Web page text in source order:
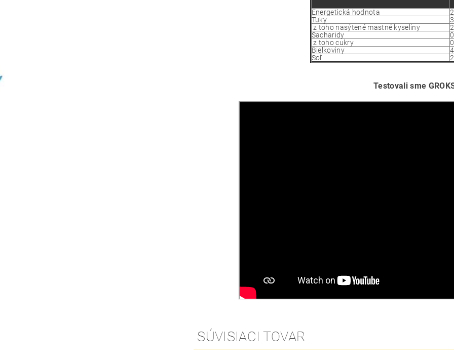
Energetická hodnota
Tuky
z toho nasýtené mastné kyseliny
Sacharidy
z toho cukry
Bielkoviny
Soľ
Testovali sme
SÚVISIACI TOVAR